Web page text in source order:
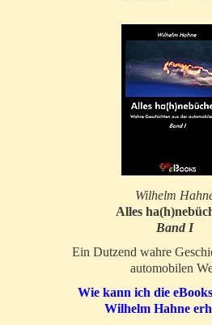
Wilhelm
Alles
Band I
Ein Dutzend wahre
automobilen
Wie kann ich die
Wilhelm Hahne